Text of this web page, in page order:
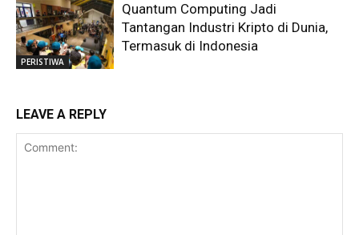
PERISTIWA
Quantum Computing Jadi
Tantangan Industri Kripto di Dunia,
Termasuk di Indonesia
LEAVE A REPLY